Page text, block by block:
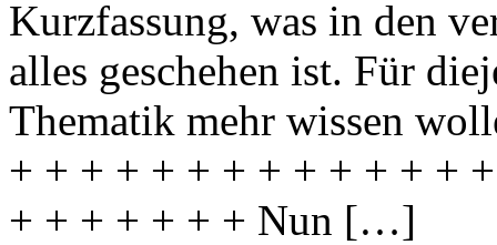
Kurzfassung, was in den
alles geschehen ist. Für
Thematik mehr wissen
+ + + + + + + + + + + + +
+ + + + + + + Nun […]